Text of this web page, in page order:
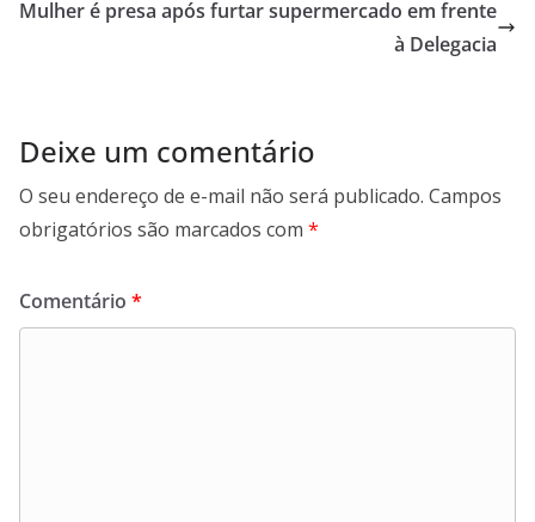
k p n m
Mulher é presa após furtar supermercado em frente
à Delegacia
Deixe um comentário
O seu endereço de e-mail não será publicado. Campos
obrigatórios são marcados com *
Comentário *